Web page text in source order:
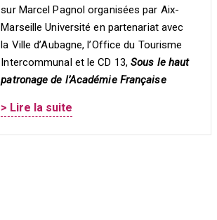
sur Marcel Pagnol organisées par Aix-
Marseille Université en partenariat avec
la Ville d’Aubagne, l’Office du Tourisme
Intercommunal et le CD 13,Sous le haut
patronage de l’Académie Française
> Lire la suite